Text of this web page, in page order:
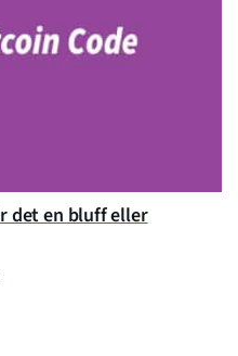
det en bluff eller